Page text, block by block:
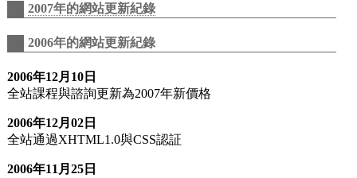
2007年的網站更新紀錄
2006年的網站更新紀錄
2006年12月10日
全站課程與諮詢更新為2007年新價格
2006年12月02日
全站通過XHTML1.0與CSS認証
2006年11月25日